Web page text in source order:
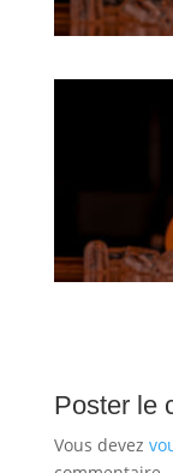
Poster le
Vous devez